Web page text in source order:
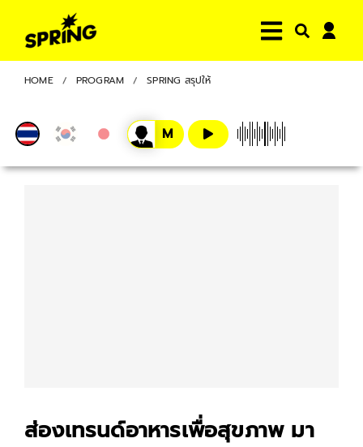
HOME PROGRAM SPRING สรุปให้
ส่องเทรนด์อาหารเพื่อสุขภาพ มา